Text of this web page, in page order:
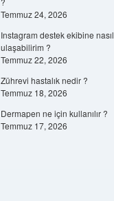
Temmuz 24, 2026
Instagram destek ekibine nasıl
ulaşabilirim ?
Temmuz 22, 2026
Zührevi hastalık nedir ?
Temmuz 18, 2026
Dermapen ne için kullanılır ?
Temmuz 17, 2026